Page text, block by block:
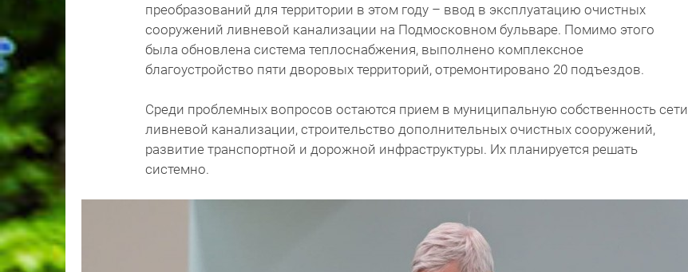
преобразований для территории в этом году – ввод в эксплуатацию очистных
сооружений ливневой канализации на Подмосковном бульваре. Помимо этого
была обновлена система теплоснабжения, выполнено комплексное
благоустройство пяти дворовых территорий, отремонтировано 20 подъездов.
Среди проблемных вопросов остаются прием в муниципальную собственность сети
ливневой канализации, строительство дополнительных очистных сооружений,
развитие транспортной и дорожной инфраструктуры. Их планируется решать
системно.